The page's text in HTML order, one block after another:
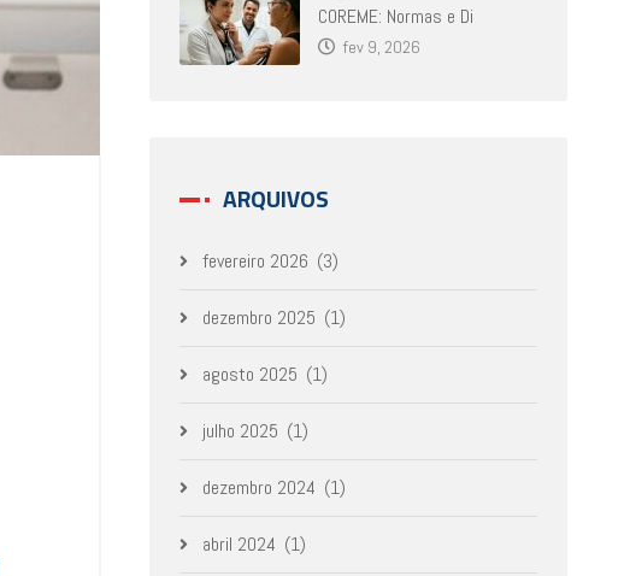
COREME: Normas e Di
fev 9, 2026
ARQUIVOS
fevereiro 2026 (3)
dezembro 2025 (1)
agosto 2025 (1)
julho 2025 (1)
dezembro 2024 (1)
abril 2024 (1)